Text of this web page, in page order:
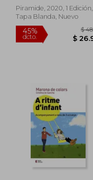
45%
Alejandra G&Oacute;Mez
Proy; Rodrigo J. Carcedo
Gonz&Aacute;Lez; Diosa
Moreira Dorosario; Isabel
Del Canto Tino
Piramide, 2020, 1 Edición,
Tapa Blanda, Nuevo